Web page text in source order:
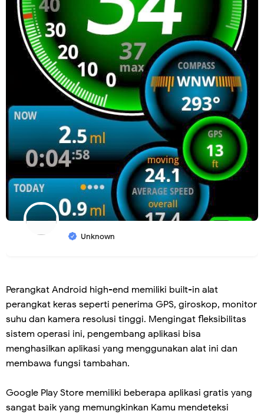
Unknown
Perangkat Android high-end memiliki built-in alat
perangkat keras seperti penerima GPS, giroskop, monitor
suhu dan kamera resolusi tinggi. Mengingat fleksibilitas
sistem operasi ini, pengembang aplikasi bisa
menghasilkan aplikasi yang menggunakan alat ini dan
membawa fungsi tambahan.
Google Play Store memiliki beberapa aplikasi gratis yang
sangat baik yang memungkinkan Kamu mendeteksi